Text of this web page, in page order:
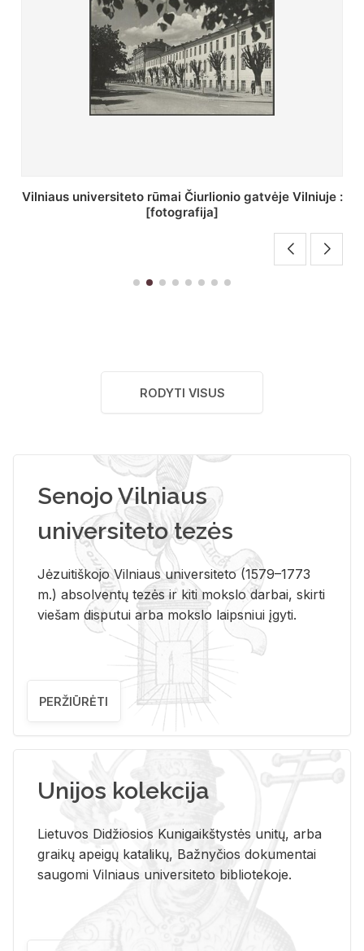
St. Batoro universiteto J. Pilsudskio kolegija :
[fotografija]
RODYTI VISUS
Senojo Vilniaus
universiteto tezės
Jėzuitiškojo Vilniaus universiteto (1579–1773
m.) absolventų tezės ir kiti mokslo darbai, skirti
viešam disputui arba mokslo laipsniui įgyti.
PERŽIŪRĖTI
Unijos kolekcija
Lietuvos Didžiosios Kunigaikštystės unitų, arba
graikų apeigų katalikų, Bažnyčios dokumentai
saugomi Vilniaus universiteto bibliotekoje.